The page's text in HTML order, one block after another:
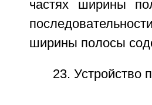
частях ширины
ширины полосы
23. Устройство